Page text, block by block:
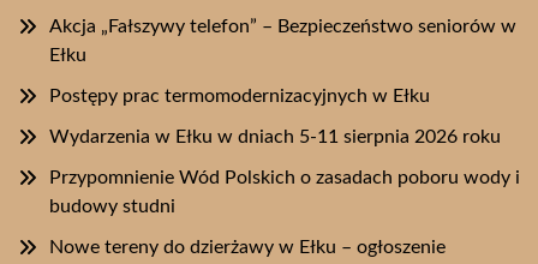
Akcja „Fałszywy telefon” – Bezpieczeństwo seniorów w
Ełku
Postępy prac termomodernizacyjnych w Ełku
Wydarzenia w Ełku w dniach 5-11 sierpnia 2026 roku
Przypomnienie Wód Polskich o zasadach poboru wody i
budowy studni
Nowe tereny do dzierżawy w Ełku – ogłoszenie